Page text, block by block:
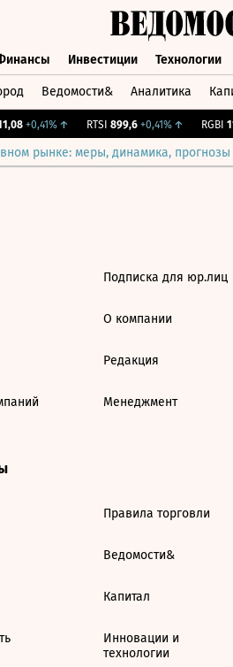
Инвестиции Технологии
Ведомости& Аналитика
+0,41%↑ RTSI 899,6 +0,41%↑ RGBI
рынке: меры, динамика, прогнозы
Подписка для юр.лиц
О компании
Редакция
Менеджмент
Правила торговли
Ведомости&
Капитал
Инновации и
технологии